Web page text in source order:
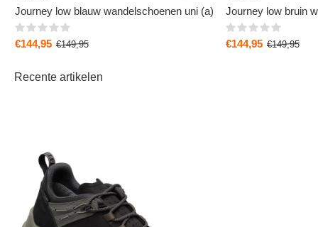
Journey low blauw wandelschoenen uni (a)
€144,95 €149,95
Journey low bruin
€144,95 €149,95
Recente artikelen